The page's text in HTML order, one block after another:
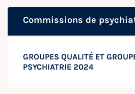
Commissions de
GROUPES QUALITÉ ET
PSYCHIATRIE 2024